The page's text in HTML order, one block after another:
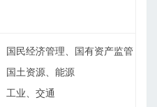
国民经济管理、国有资产监管
国土资源、能源
工业、交通